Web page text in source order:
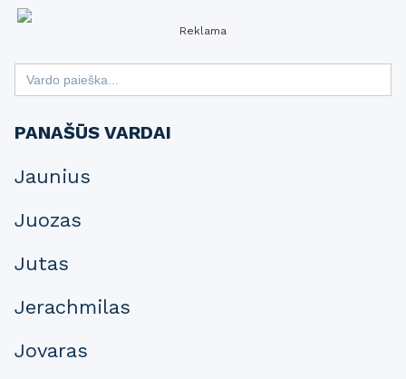
Reklama
Search
for:
PANAŠŪS VARDAI
Jaunius
Juozas
Jutas
Jerachmilas
Jovaras